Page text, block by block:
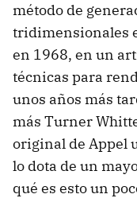
método de
tridimensionales
en 1968, en un
técnicas para
unos años más
más Turner
original de Appel
lo dota de un
qué es esto un